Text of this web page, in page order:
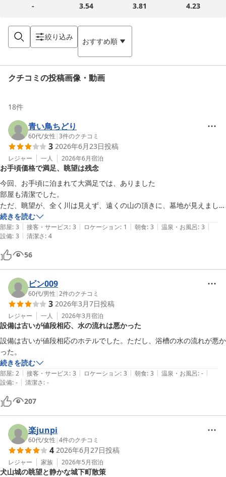
- 3.54 3.81 4.23
絞り込み おすすめ順
クチコミの投稿画像・動画
18件
青い鳥ちどり
60代/女性 |3件のクチコミ
3 2026年6月23日投稿
レジャー 一人 2026年6月宿泊
お手頃価格で満足、眺望は残念
今回、お手頃に泊まれて大満足では、ありました
部屋も清潔でした。
ただ、眺望が、全く川は見えず、遠くの山の頂きに、墓地が見えまし
た。
犬山城は、見えないのは、承知でしたが、川は見える部屋だと思ったの
で少しがっかりです。
初めから眺望は川と表記なければその分期待しないので良いかと思いま
した。
続きを読む
部屋: 3 | 接客・サービス: 3 | ロケーション: 1 | 朝食: 3 | 温泉・お風呂: 3 |
設備: 3 | 清潔さ: 4
56
ビン009
60代/男性 |2件のクチコミ
3 2026年3月7日投稿
レジャー 一人 2026年3月宿泊
設備は古いが値段相応、水の流れは悪かった
設備は古いが値段相応のホテルでした。ただし、浴槽の水の流れが悪か
った。
続きを読む
部屋: 2 | 接客・サービス: 3 | ロケーション: 3 | 朝食: 3 | 温泉・お風呂: - |
設備: - | 清潔さ: -
207
楽junpi
60代/女性 |4件のクチコミ
4 2026年6月27日投稿
レジャー 家族 2026年5月宿泊
犬山城の眺望と静かな城下町散策